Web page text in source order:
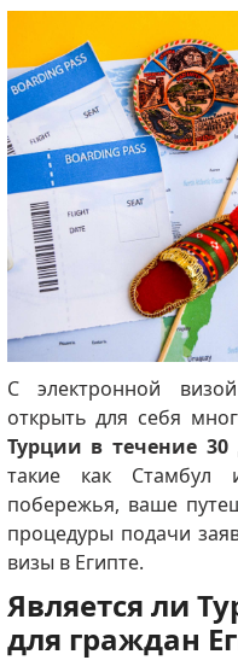
С электронной
открыть для себя
Турции в течение 30
такие как Стамбул
побережья, ваше
процедуры подачи
визы в Египте.
Является ли
для граждан